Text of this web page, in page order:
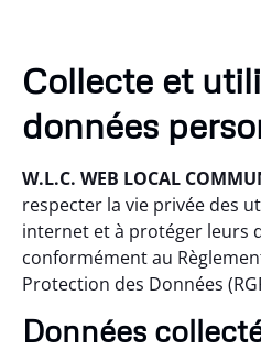
Collecte et
données
W.L.C. WEB LOCAL
respecter la vie privée des
internet et à protéger leurs
conformément au
Protection des Données
Données